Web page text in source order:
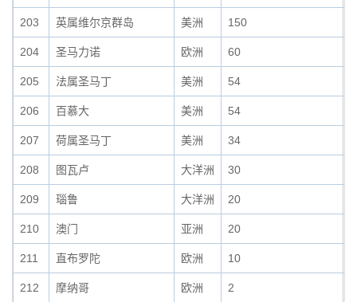
203 英属维尔京群岛 美洲 150
204 圣马力诺 欧洲 60
205 法属圣马丁 美洲 54
206 百慕大 美洲 54
207 荷属圣马丁 美洲 34
208 图瓦卢 大洋洲 30
209 瑙鲁 大洋洲 20
210 澳门 亚洲 20
211 直布罗陀 欧洲 10
212 摩纳哥 欧洲 2